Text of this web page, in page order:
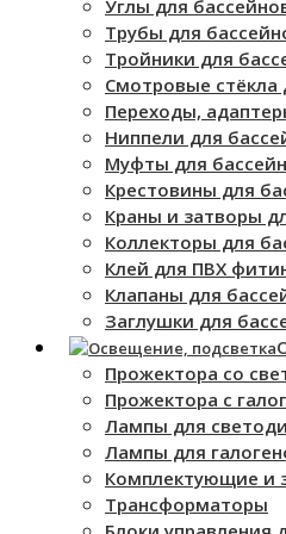
Углы для
Трубы для
Тройники для
Смотровые стёкла
Переходы,
Ниппели для
Муфты для
Крестовины для
Краны и затворы
Коллекторы для
Клей для ПВХ
Клапаны для
Заглушки для
Прожектора со
Прожектора с
Лампы для
Лампы для
Комплектующие и
Трансформаторы